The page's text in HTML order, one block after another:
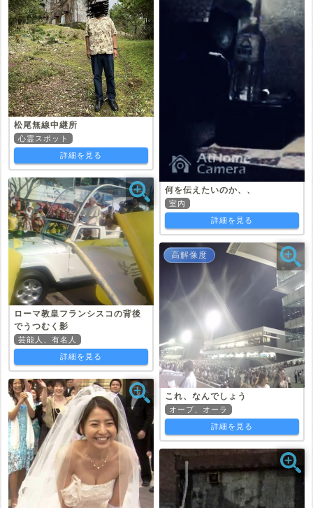
松尾無線中継所
心霊スポット
詳細を見る
ローマ教皇フランシスコの背後
でうつむく影
芸能人、有名人
詳細を見る
何を伝えたいのか、、
室内
詳細を見る
高解像度
これ、なんでしょう
オーブ、オーラ
詳細を見る